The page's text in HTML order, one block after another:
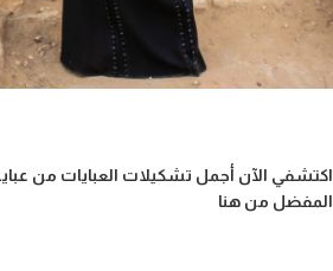
اكتشفي الآن أجمل تشكيلات العبايات من
المفضل من هنا